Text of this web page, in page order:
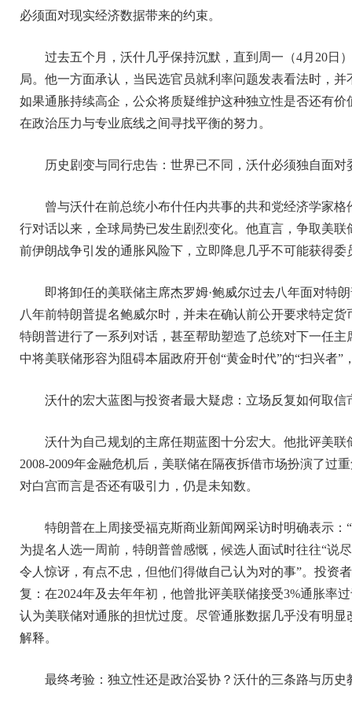
必须面对现实经济数据带来的约束。
过去五个月，沃什几乎保持沉默，直到周一（4月20日
局。他一方面承认，当民选官员就利率问题发表看法时，
如果通胀持续高企，公众将质疑维护这种独立性是否还有
在政治压力与专业底线之间寻找平衡的努力。
历史剧变与同行忠告：世界已不同，沃什必须独自面对
曾与沃什在前总统小布什任内共事的共和党经济学家
行对话以来，全球局势已发生剧烈变化。他直言，争取美
前伊朗战争引发的通胀风险下，立即降息几乎不可能获得委
即将卸任的美联储主席杰罗姆·鲍威尔过去八年面对特
八年前特朗普提名鲍威尔时，并未在确认前公开要求特定
特朗普进行了一系列对话，甚至帮助塑造了总统对下一任
中将美联储形容为阻碍本届政府开创“黄金时代”的“扫兴者
沃什的宏大蓝图与投资者最大疑虑：立场反复如何取信
沃什为自己规划的主席任期蓝图十分宏大。他批评美
2008-2009年金融危机后，美联储在隔夜拆借市场扮演了过
对白宫而言是否还有吸引力，仍是未知数。
特朗普在上周接受福克斯商业新闻网采访时明确表示
为提名人选一周前，特朗普曾感慨，候选人面试时往往“说
令人惊讶，有点不忠，但他们得做自己认为对的事”。投资
复：在2024年及去年年初，他曾批评美联储接受3%通胀率
认为美联储对通胀的担忧过度。尽管通胀数据几乎没有明
解释。
最终考验：独立性还是政治妥协？沃什的三条路与历史